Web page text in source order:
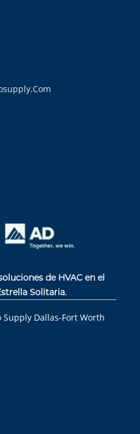
de HVAC en el
Solitaria.
Supply Dallas-Fort Worth